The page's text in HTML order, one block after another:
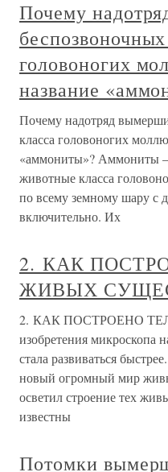
Почему
головоногих
название
Почему надотряд
класса головоногих
«аммониты»? Аммониты
животные класса
по всему земному шару с
включительно. Их
2. КАК
ЖИВЫХ
2. КАК ПОСТРОЕНО
изобретения
стала развиваться
новый огромный мир
осветил строение тех
известны
Потомки